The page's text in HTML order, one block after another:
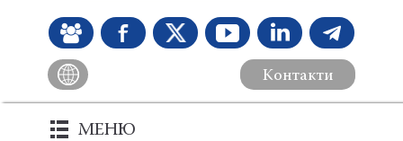
Контакти
МЕНЮ